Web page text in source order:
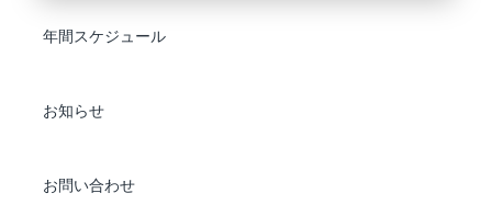
年間スケジュール
お知らせ
お問い合わせ